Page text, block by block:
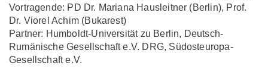
Vortragende: PD Dr. Mariana Hausleitner (Berlin), Prof.
Dr. Viorel Achim (Bukarest)
Partner: Humboldt-Universität zu Berlin, Deutsch-
Rumänische Gesellschaft e.V. DRG, Südosteuropa-
Gesellschaft e.V.